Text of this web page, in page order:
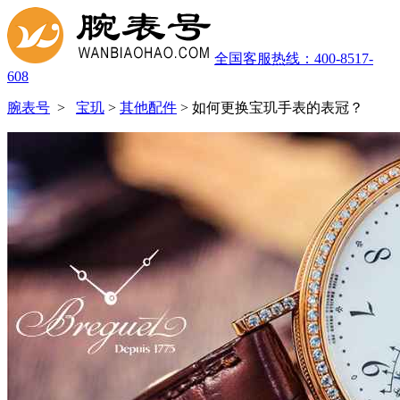
全国客服热线：400-8517-
608
腕表号 > 宝玑 > 其他配件 > 如何更换宝玑手表的表冠？